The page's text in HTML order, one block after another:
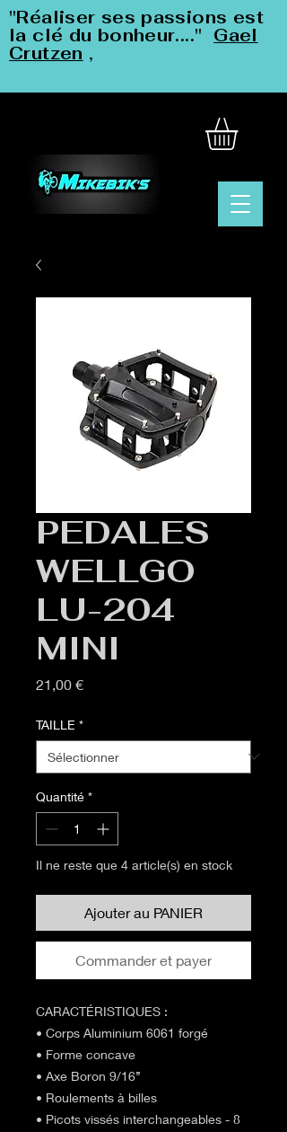
"Réaliser ses passions est
la clé du bonheur...." Gael
Crutzen ,
PEDALES
WELLGO
LU-204
MINI
21,00 €Prix
TAILLE *
Quantité *
Il ne reste que 4 article(s) en stock
Ajouter au PANIER
Commander et payer
CARACTÉRISTIQUES :
• Corps Aluminium 6061 forgé
• Forme concave
• Axe Boron 9/16’’
• Roulements à billes
• Picots vissés interchangeables - 8